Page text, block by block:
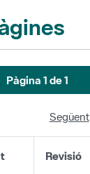
Pàgina 1 de 1
Següent
Revisió